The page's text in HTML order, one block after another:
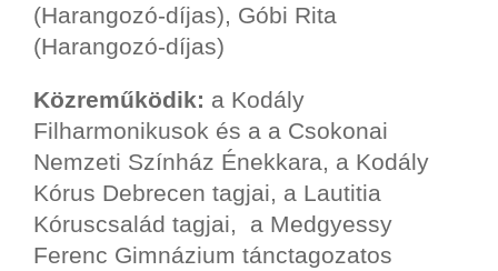
(Harangozó-díjas), Góbi Rita
(Harangozó-díjas)
Közreműködik: a Kodály
Filharmonikusok és a a Csokonai
Nemzeti Színház Énekkara, a Kodály
Kórus Debrecen tagjai, a Lautitia
Kóruscsalád tagjai, a Medgyessy
Ferenc Gimnázium tánctagozatos